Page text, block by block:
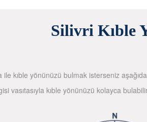
Silivri Kıble
kıble yönünüzü bulmak isterseniz
vasıtasıyla kıble yönünüzü kolayca